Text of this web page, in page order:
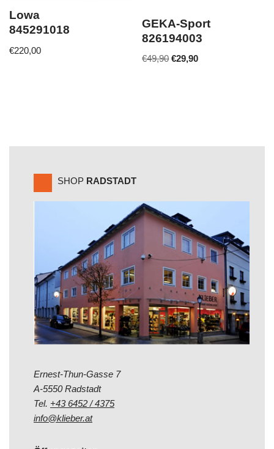
Lowa
845291018
€220,00
GEKA-Sport
826194003
€49,90 €29,90
SHOP RADSTADT
Ernest-Thun-Gasse 7
A-5550 Radstadt
Tel. +43 6452 / 4375
info@klieber.at